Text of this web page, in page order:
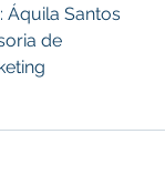
Áquila Santos
de